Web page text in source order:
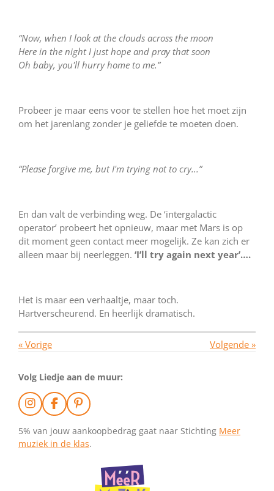
“Now, when I look at the clouds across the moon
Here in the night I just hope and pray that soon
Oh baby, you'll hurry home to me.”
Probeer je maar eens voor te stellen hoe het moet zijn
om het jarenlang zonder je geliefde te moeten doen.
“Please forgive me, but I'm trying not to cry...”
En dan valt de verbinding weg. De ‘intergalactic
operator’ probeert het opnieuw, maar met Mars is op
dit moment geen contact meer mogelijk. Ze kan zich er
alleen maar bij neerleggen. ‘I’ll try again next year’….
Het is maar een verhaaltje, maar toch.
Hartverscheurend. En heerlijk dramatisch.
« Vorige Volgende »
Volg Liedje aan de muur:
I
n
s
t
a
F
a
c
e
b
P
i
n
t
e
5% van jouw aankoopbedrag gaat naar Stichting Meer
muziek in de klas.